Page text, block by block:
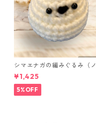
シマエナガの編みぐるみ（ノ
ーマル）
¥1,425
5%OFF